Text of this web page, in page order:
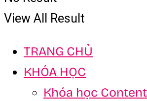
View All Result
TRANG CHỦ
KHÓA HỌC
Khóa học